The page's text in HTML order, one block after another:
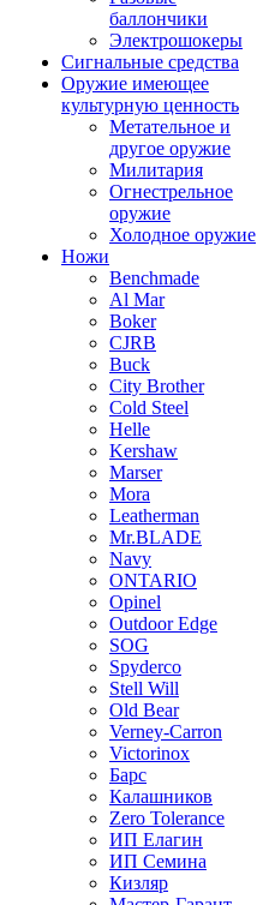
баллончики
Электрошокеры
Сигнальные средства
Оружие имеющее
культурную ценность
Метательное и
другое оружие
Милитария
Огнестрельное
оружие
Холодное оружие
Ножи
Benchmade
Al Mar
Boker
CJRB
Buck
City Brother
Cold Steel
Helle
Kershaw
Marser
Mora
Leatherman
Mr.BLADE
Navy
ONTARIO
Opinel
Outdoor Edge
SOG
Spyderco
Stell Will
Old Bear
Verney-Carron
Victorinox
Барс
Калашников
Zero Tolerance
ИП Елагин
ИП Семина
Кизляр